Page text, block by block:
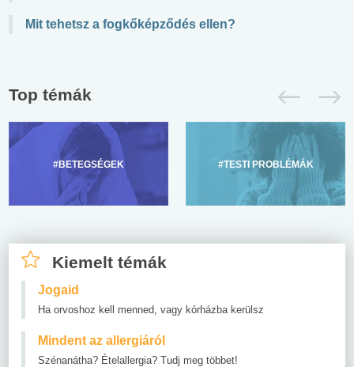
Mit tehetsz a fogkőképződés ellen?
Top témák
#BETEGSÉGEK #TESTI PROBLÉMÁK
Kiemelt témák
Jogaid
Ha orvoshoz kell menned, vagy kórházba kerülsz
Mindent az allergiáról
Szénanátha? Ételallergia? Tudj meg többet!